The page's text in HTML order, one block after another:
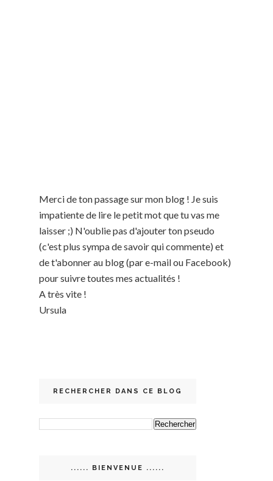
Merci de ton passage sur mon blog ! Je suis
impatiente de lire le petit mot que tu vas me
laisser ;) N'oublie pas d'ajouter ton pseudo
(c'est plus sympa de savoir qui commente) et
de t'abonner au blog (par e-mail ou Facebook)
pour suivre toutes mes actualités !
A très vite !
Ursula
RECHERCHER DANS CE BLOG
...... BIENVENUE ......